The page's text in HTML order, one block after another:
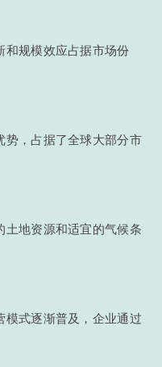
和规模效应占据市场份
势，占据了全球大部分市
地资源和适宜的气候条
式逐渐普及，企业通过